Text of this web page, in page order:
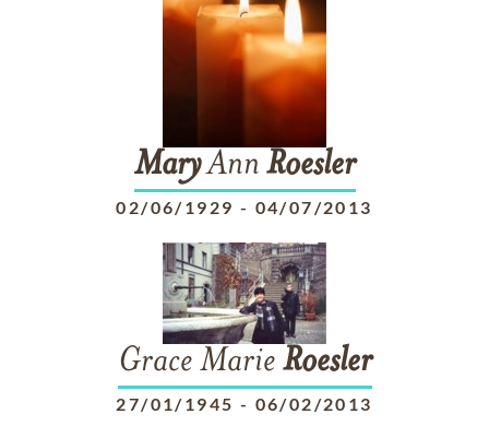
MaryAnn Roesler
02/06/1929 - 04/07/2013
Grace Marie Roesler
27/01/1945 - 06/02/2013